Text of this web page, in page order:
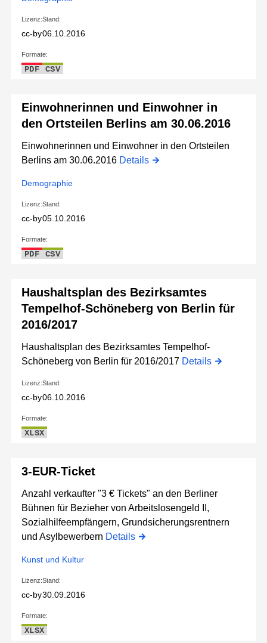
Lizenz:
cc-by
Stand:
06.10.2016
Formate:
PDF CSV
Einwohnerinnen und Einwohner in
den Ortsteilen Berlins am 30.06.2016
Einwohnerinnen und Einwohner in den Ortsteilen
Berlins am 30.06.2016 Details
Demographie
Lizenz:
cc-by
Stand:
05.10.2016
Formate:
PDF CSV
Haushaltsplan des Bezirksamtes
Tempelhof-Schöneberg von Berlin für
2016/2017
Haushaltsplan des Bezirksamtes Tempelhof-
Schöneberg von Berlin für 2016/2017 Details
Lizenz:
cc-by
Stand:
06.10.2016
Formate:
XLSX
3-EUR-Ticket
Anzahl verkaufter "3 € Tickets" an den Berliner
Bühnen für Bezieher von Arbeitslosengeld II,
Sozialhilfeempfängern, Grundsicherungsrentnern
und Asylbewerbern Details
Kunst und Kultur
Lizenz:
cc-by
Stand:
30.09.2016
Formate:
XLSX